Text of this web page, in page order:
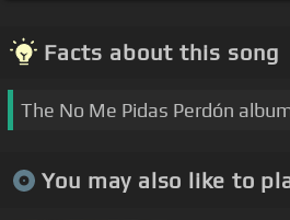
Facts about this song
The No Me Pidas Perdón
You may also like to